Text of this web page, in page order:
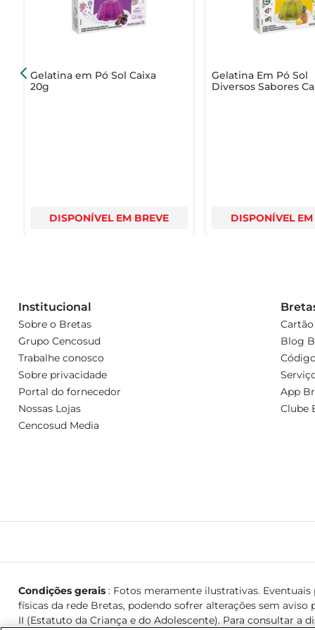
Gelatina em Pó Sol Caixa
20g
DISPONÍVEL EM BREVE
Gelatina Em Pó Sol
Diversos Sabores
DISPONÍVEL EM
Institucional
Sobre o Bretas
Grupo Cencosud
Trabalhe conosco
Sobre privacidade
Portal do fornecedor
Nossas Lojas
Cencosud Media
Blog
App
Clube
Condições gerais: Fotos meramente ilustrativas. Eventuais
físicas da rede Bretas, podendo sofrer alterações sem aviso
II (Estatuto da Criança e do Adolescente). Para consultar a